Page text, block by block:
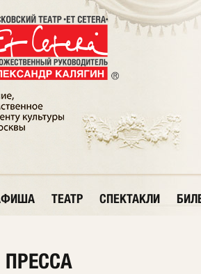
ТЕАТР СПЕКТАКЛИ
ПРЕССА